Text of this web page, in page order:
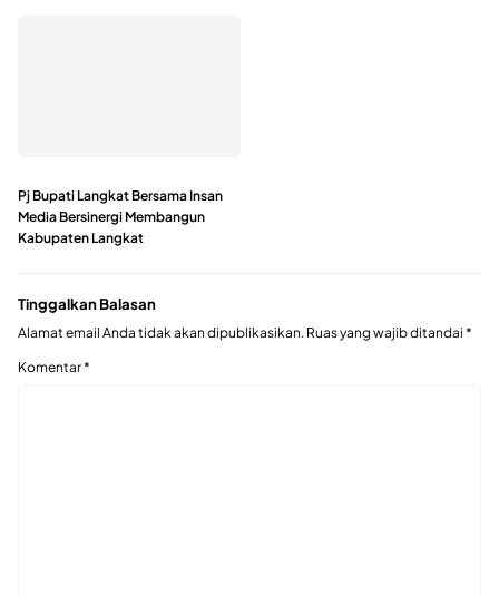
Pj Bupati Langkat Bersama Insan
Media Bersinergi Membangun
Kabupaten Langkat
Tinggalkan Balasan
Alamat email Anda tidak akan dipublikasikan. Ruas yang wajib ditandai *
Komentar*